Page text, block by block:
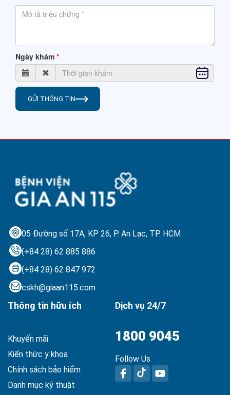
Ngày khám
GỬI THÔNG TIN
05 Đường số 17A, KP 26, P. An Lạc, TP. HCM
(+84 28) 62 885 886
(+84 28) 62 847 972
cskh@giaan115.com
Thông tin hữu ích
Khuyến mãi
Kiến thức y khoa
Chính sách bảo hiểm
Danh mục kỹ thuật
Dịch vụ 24/7
1800 9045
Follow Us